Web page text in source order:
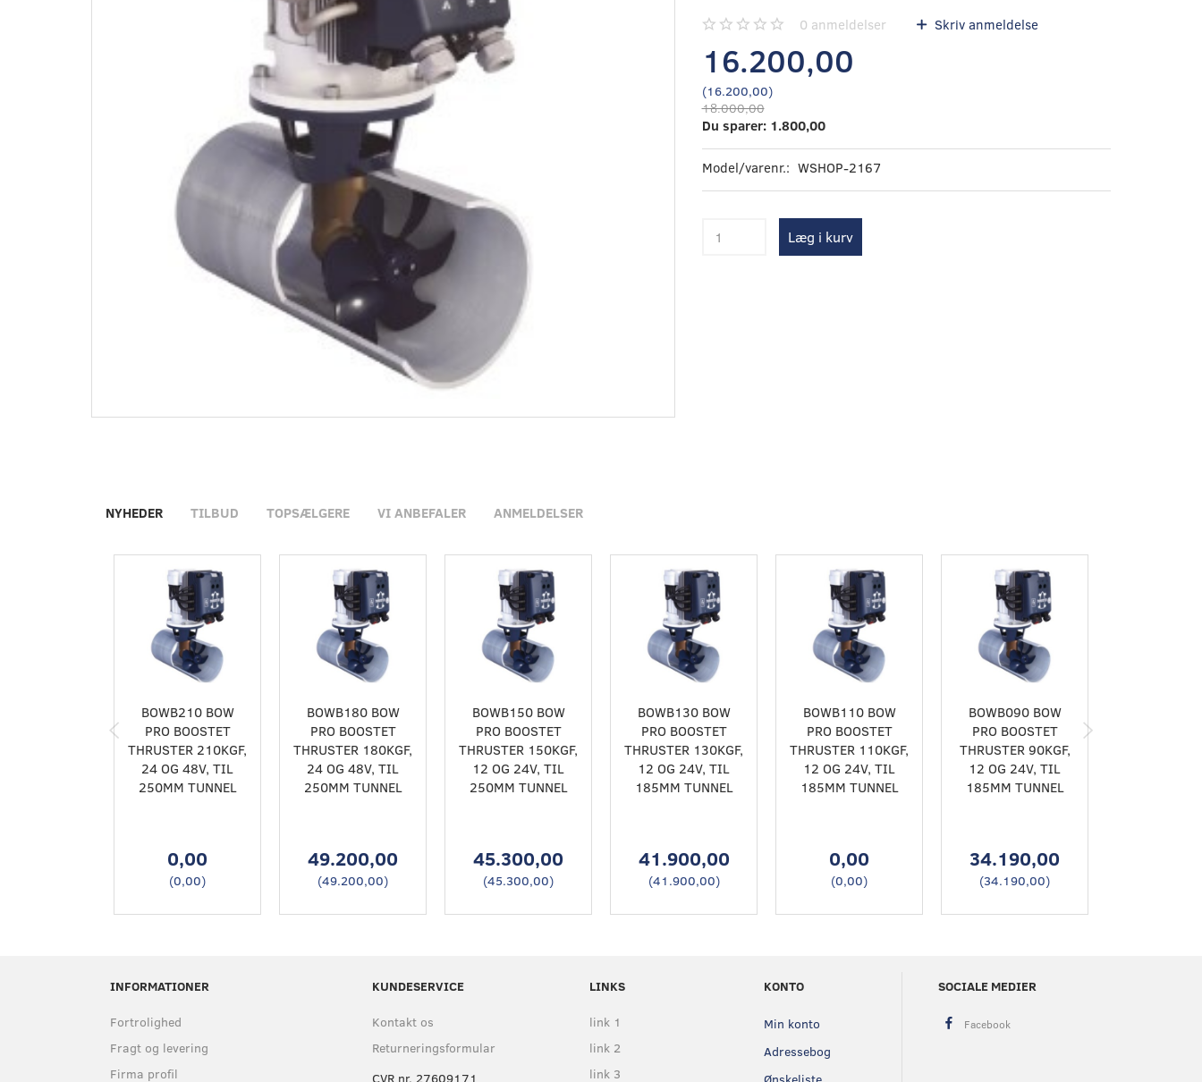
0 anmeldelser Skriv anmeldelse
16.200,00
(16.200,00)
18.000,00
Du sparer: 1.800,00
Model/varenr.: WSHOP-2167
Læg i kurv
NYHEDER TILBUD TOPSÆLGERE VI ANBEFALER ANMELDELSER
BOWB210 BOW
PRO BOOSTET
THRUSTER 210KGF,
24 OG 48V, TIL
250MM TUNNEL
0,00
(0,00)
BOWB180 BOW
PRO BOOSTET
THRUSTER 180KGF,
24 OG 48V, TIL
250MM TUNNEL
49.200,00
(49.200,00)
BOWB150 BOW
PRO BOOSTET
THRUSTER 150KGF,
12 OG 24V, TIL
250MM TUNNEL
45.300,00
(45.300,00)
BOWB130 BOW
PRO BOOSTET
THRUSTER 130KGF,
12 OG 24V, TIL
185MM TUNNEL
41.900,00
(41.900,00)
BOWB110 BOW
PRO BOOSTET
THRUSTER 110KGF,
12 OG 24V, TIL
185MM TUNNEL
0,00
(0,00)
BOWB090 BOW
PRO BOOSTET
THRUSTER 90KGF,
12 OG 24V, TIL
185MM TUNNEL
34.190,00
(34.190,00)
INFORMATIONER
Fortrolighed
Fragt og levering
Firma profil
KUNDESERVICE
Kontakt os
Returneringsformular
CVR nr. 27609171
LINKS
link 1
link 2
link 3
KONTO
Min konto
Adressebog
SOCIALE MEDIER